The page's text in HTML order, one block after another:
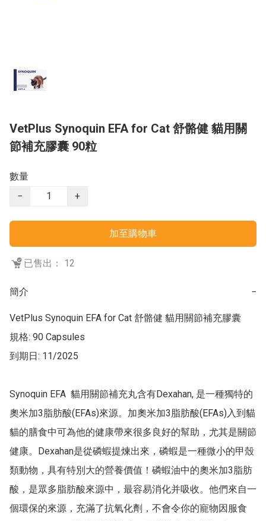
VetPlus Synoquin EFA for Cat 舒骼健 貓用關
節補充膠囊 90粒
數量
−
+
加至購物車
已售出： 12
簡介 −
VetPlus Synoquin EFA for Cat 舒骼健 貓用關節補充膠囊
規格: 90 Capsules
到期日: 11/2025
Synoquin EFA  貓用關節補充丸含有Dexahan, 是一種獨特的
奧米加3脂肪酸(EFAs)來源。加奧米加3脂肪酸(EFAs)入到貓
貓的膳食中可為他的健康帶來很多良好的幫助，尤其是關節
健康。Dexahan是從磷蝦提煉出來，磷蝦是一種微小的甲殼
類動物，具有特別大的營養價值！磷蝦油中的奧米加3脂肪
酸，是眾多脂肪酸來源中，最容易消化并吸收。他們來自一
個環保的來源，充滿了抗氧化劑，不會令你的寵物因服食